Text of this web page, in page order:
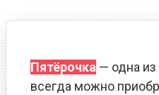
Пятёрочка — одна из
всегда можно